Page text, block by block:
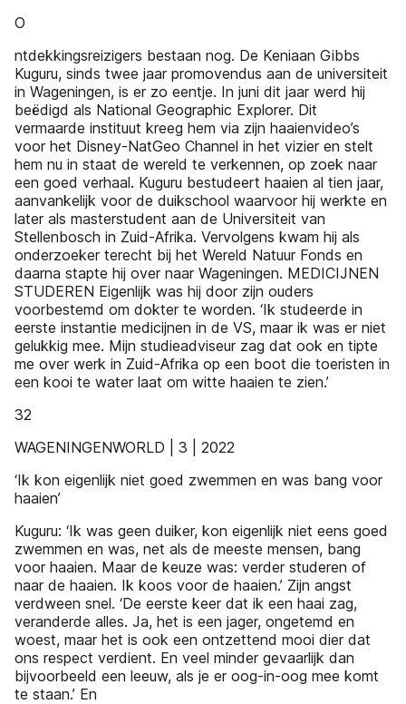
O
ntdekkingsreizigers bestaan nog. De Keniaan Gibbs
Kuguru, sinds twee jaar promovendus aan de universiteit
in Wageningen, is er zo eentje. In juni dit jaar werd hij
beëdigd als National Geographic Explorer. Dit
vermaarde instituut kreeg hem via zijn haaienvideo’s
voor het Disney-NatGeo Channel in het vizier en stelt
hem nu in staat de wereld te verkennen, op zoek naar
een goed verhaal. Kuguru bestudeert haaien al tien jaar,
aanvankelijk voor de duikschool waarvoor hij werkte en
later als masterstudent aan de Universiteit van
Stellenbosch in Zuid-Afrika. Vervolgens kwam hij als
onderzoeker terecht bij het Wereld Natuur Fonds en
daarna stapte hij over naar Wageningen. MEDICIJNEN
STUDEREN Eigenlijk was hij door zijn ouders
voorbestemd om dokter te worden. ‘Ik studeerde in
eerste instantie medicijnen in de VS, maar ik was er niet
gelukkig mee. Mijn studieadviseur zag dat ook en tipte
me over werk in Zuid-Afrika op een boot die toeristen in
een kooi te water laat om witte haaien te zien.’
32
WAGENINGENWORLD | 3 | 2022
‘Ik kon eigenlijk niet goed zwemmen en was bang voor
haaien’
Kuguru: ‘Ik was geen duiker, kon eigenlijk niet eens goed
zwemmen en was, net als de meeste mensen, bang
voor haaien. Maar de keuze was: verder studeren of
naar de haaien. Ik koos voor de haaien.’ Zijn angst
verdween snel. ‘De eerste keer dat ik een haai zag,
veranderde alles. Ja, het is een jager, ongetemd en
woest, maar het is ook een ontzettend mooi dier dat
ons respect verdient. En veel minder gevaarlijk dan
bijvoorbeeld een leeuw, als je er oog-in-oog mee komt
te staan.’ En